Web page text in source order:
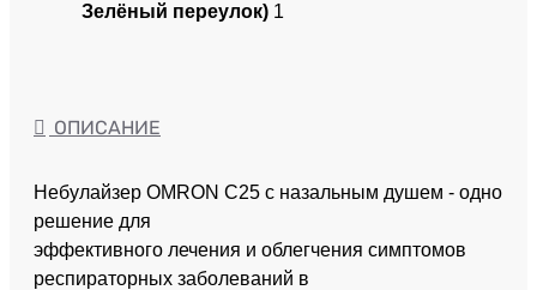
Зелёный переулок) 1
ОПИСАНИЕ
Небулайзер OMRON C25 с назальным душем - одно
решение для
эффективного лечения и облегчения симптомов
респираторных заболеваний в